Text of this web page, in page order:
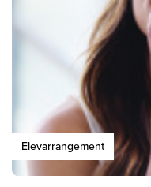
Elevarrangement